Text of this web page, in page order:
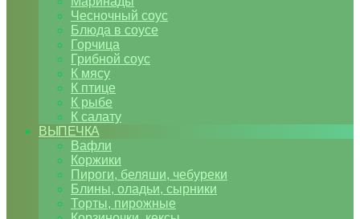
Чесночный соус
Блюда в соусе
Горчица
Грибной соус
К мясу
К птице
К рыбе
К салату
ВЫПЕЧКА
Вафли
Коржики
Пироги, беляши, чебуреки
Блины, оладьи, сырники
Торты, пирожные